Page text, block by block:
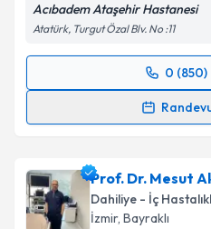
Acıbadem Ataşehir Hastanesi
Atatürk, Turgut Özal Blv. No :11
0 (850)
Randevu Takvimi
takvim hazırlandığında
E-posta Adresiniz
Prof. Dr. Mesut
Dahiliye - İç
İzmir, Bayraklı